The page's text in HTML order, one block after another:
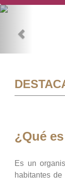
¿Qué
Es un
habitantes